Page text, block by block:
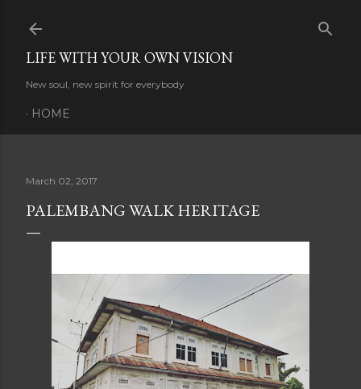
LIFE WITH YOUR OWN VISION
New soul, new spirit for everybody
HOME
March 02, 2017
PALEMBANG WALK HERITAGE